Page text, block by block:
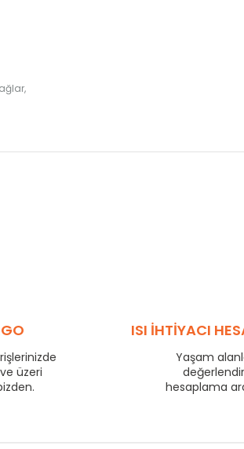
üzeri
ISI İHTİYACI
Yaşam
hesaplama